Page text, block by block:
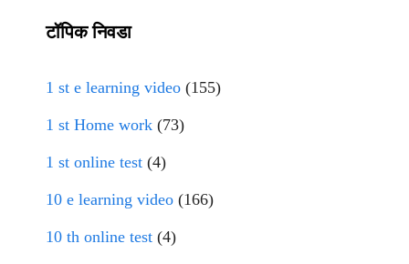
टॉपिक निवडा
1 st e learning video (155)
1 st Home work (73)
1 st online test (4)
10 e learning video (166)
10 th online test (4)